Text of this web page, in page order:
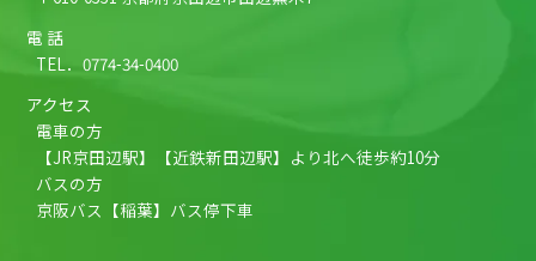
電 話
TEL．0774-34-0400
アクセス
電車の方
【JR京田辺駅】【近鉄新田辺駅】より北へ徒歩約10分
バスの方
京阪バス【稲葉】バス停下車